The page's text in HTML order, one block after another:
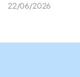
22/06/2026